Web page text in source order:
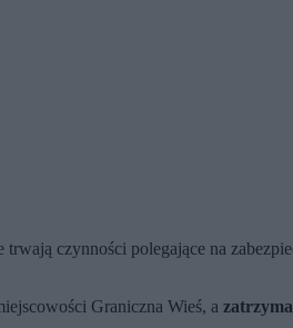
czynności polegające na
Graniczna Wieś, a